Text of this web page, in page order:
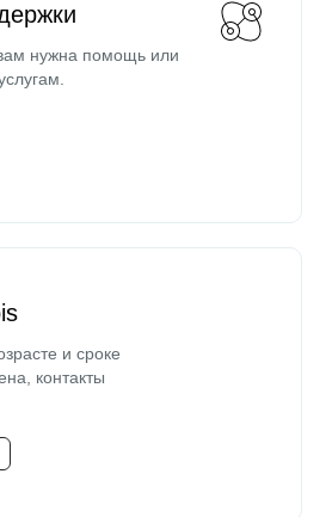
нужна помощь или
и сроке
контакты